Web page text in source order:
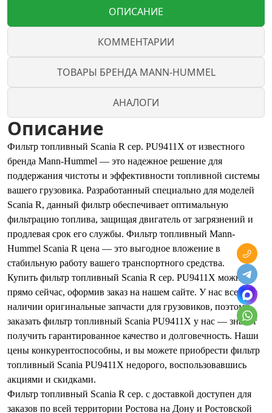
ОПИСАНИЕ
КОММЕНТАРИИ
ТОВАРЫ БРЕНДА MANN-HUMMEL
АНАЛОГИ
Описание
Фильтр топливный Scania R сер. PU9411X от известного
бренда Mann-Hummel — это надежное решение для
поддержания чистоты и эффективности топливной системы
вашего грузовика. Разработанный специально для моделей
Scania R, данный фильтр обеспечивает оптимальную
фильтрацию топлива, защищая двигатель от загрязнений и
продлевая срок его службы. Фильтр топливный Mann-
Hummel Scania R цена — это выгодное вложение в
стабильную работу вашего транспортного средства.
Купить фильтр топливный Scania R сер. PU9411X можно
прямо сейчас, оформив заказ на нашем сайте. У нас всегда в
наличии оригинальные запчасти для грузовиков, поэтому
заказать фильтр топливный Scania PU9411X у нас — значит
получить гарантированное качество и долговечность. Наши
цены конкурентоспособны, и вы можете приобрести фильтр
топливный Scania PU9411X недорого, воспользовавшись
акциями и скидками.
Фильтр топливный Scania R сер. с доставкой доступен для
заказов по всей территории Ростова на Дону и Ростовской